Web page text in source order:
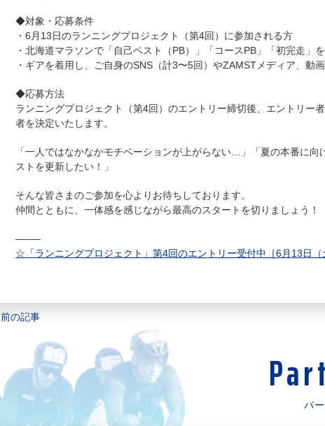
◆対象・応募条件
・6月13日のランニングプロジェクト（第4回）に参加される方
・北海道マラソンで「自己ベスト（PB）」「コースPB」「初完走」
・ギアを着用し、ご自身のSNS（計3〜5回）やZAMSTメディア、動
◆応募方法
ランニングプロジェクト（第4回）のエントリー締切後、エントリー
者を決定いたします。
「一人ではなかなかモチベーションが上がらない…」「夏の本番に
ストを更新したい！」
そんな皆さまのご参加を心よりお待ちしております。
仲間とともに、一体感を感じながら最高のスタートを切りましょう！
——–
☆「ランニングプロジェクト」第4回のエントリー受付中［6月13日（
前の記事
パ